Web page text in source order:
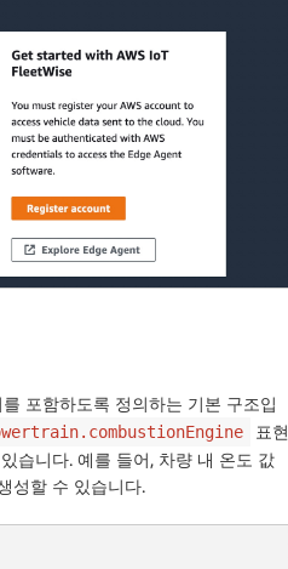
포함하도록 정의하는 기본 구조입
표현
습니다. 예를 들어, 차량 내 온도 값
성할 수 있습니다.